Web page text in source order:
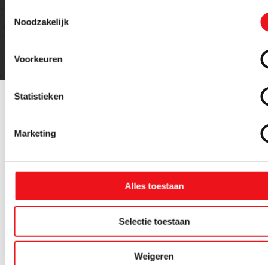
Noodzakelijk
Voorkeuren
Statistieken
Marketing
Alles toestaan
Selectie toestaan
Weigeren
Gerelateerde
producten